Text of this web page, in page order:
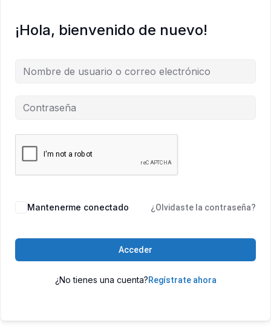
¡Hola, bienvenido de nuevo!
Mantenerme conectado ¿Olvidaste la contraseña?
Acceder
¿No tienes una cuenta?Regístrate ahora